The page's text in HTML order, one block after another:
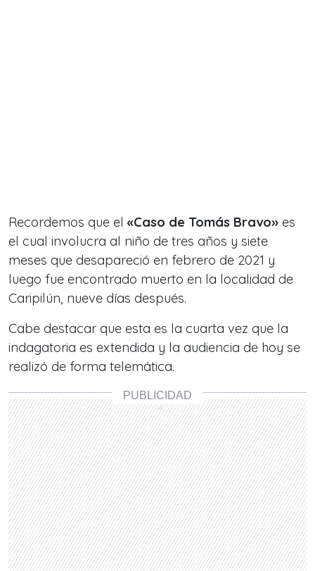
Recordemos que el «Caso de Tomás Bravo» es
el cual involucra al niño de tres años y siete
meses que desapareció en febrero de 2021 y
luego fue encontrado muerto en la localidad de
Caripilún, nueve días después.
Cabe destacar que esta es la cuarta vez que la
indagatoria es extendida y la audiencia de hoy se
realizó de forma telemática.